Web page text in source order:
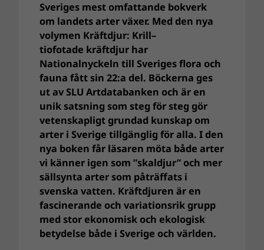
Sveriges mest omfattande bokverk
om landets arter växer. Med den nya
volymen Kräftdjur: Krill–
tiofotade kräftdjur har
Nationalnyckeln till Sveriges flora och
fauna fått sin 22:a del. Böckerna ges
ut av SLU Artdatabanken och är en
unik satsning som steg för steg gör
vetenskapligt grundad kunskap om
arter i Sverige tillgänglig för alla. I den
nya boken får läsaren möta både arter
vi känner igen som ”skaldjur” och mer
sällsynta arter som påträffats i
svenska vatten. Kräftdjuren är en
fascinerande och variationsrik grupp
med stor ekonomisk och ekologisk
betydelse både i Sverige och världen.